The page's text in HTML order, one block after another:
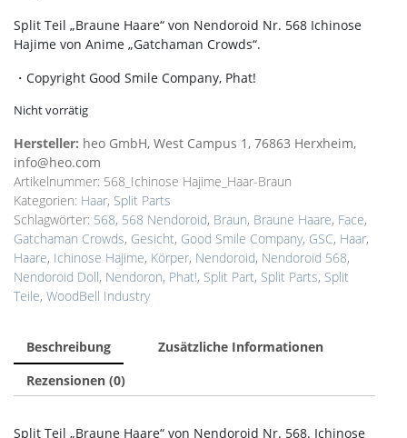
Split Teil „Braune Haare“ von Nendoroid Nr. 568 Ichinose
Hajime von Anime „Gatchaman Crowds“.
・Copyright Good Smile Company, Phat!
Nicht vorrätig
Hersteller: heo GmbH, West Campus 1, 76863 Herxheim,
info@heo.com
Artikelnummer: 568_Ichinose Hajime_Haar-Braun
Kategorien: Haar, Split Parts
Schlagwörter: 568, 568 Nendoroid, Braun, Braune Haare, Face,
Gatchaman Crowds, Gesicht, Good Smile Company, GSC, Haar,
Haare, Ichinose Hajime, Körper, Nendoroid, Nendoroid 568,
Nendoroid Doll, Nendoron, Phat!, Split Part, Split Parts, Split
Teile, WoodBell Industry
Beschreibung
Zusätzliche Informationen
Rezensionen (0)
Split Teil „Braune Haare“ von Nendoroid Nr. 568. Ichinose